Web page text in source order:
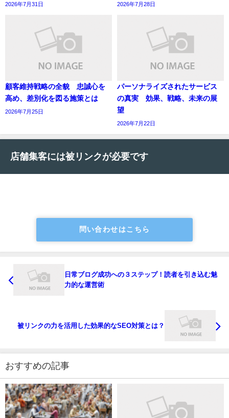
2026年7月31日 2026年7月28日
顧客維持戦略の全貌 忠誠心を
高め、差別化を図る施策とは
2026年7月25日
パーソナライズされたサービス
の真実 効果、戦略、未来の展
望
2026年7月22日
店舗集客には被リンクが必要です
問い合わせはこちら
日常ブログ成功への３ステップ！読者を引き込む魅
力的な運営術
被リンクの力を活用した効果的なSEO対策とは？
おすすめの記事